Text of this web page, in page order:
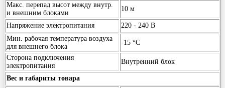
Макс. перепад высот между внутр.
и внешним блоками
10 м
Напряжение электропитания
220 - 240 В
Мин. рабочая температура воздуха
для внешнего блока
-15 °С
Сторона подключения
электропитания
Внутренний блок
Вес и габариты товара